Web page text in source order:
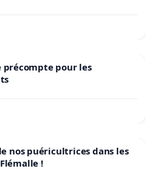
précompte pour les
nos puéricultrices dans les
de Flémalle !